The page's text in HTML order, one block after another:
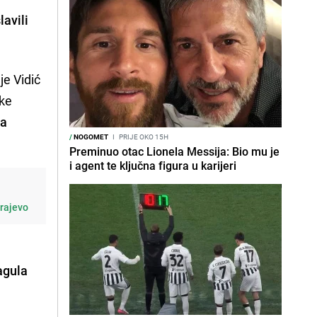
Vidić
/NOGOMET I PRIJE OKO 15H
Preminuo otac Lionela Messija: Bio mu je
i agent te ključna figura u karijeri